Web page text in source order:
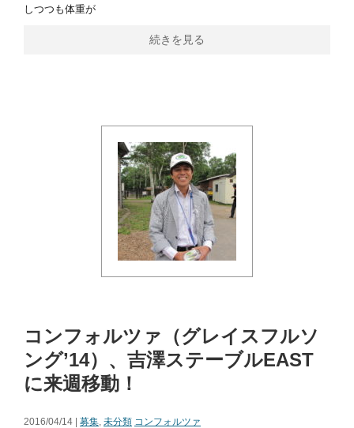
しつつも体重が
続きを見る
コンフォルツァ（グレイスフルソ
ング’14）、吉澤ステーブルEAST
に来週移動！
2016/04/14 | 募集, 未分類 コンフォルツァ